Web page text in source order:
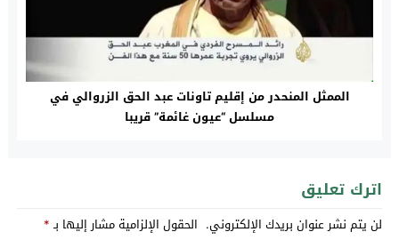
الممثل المنحدر من إقليم تاونات عبد الحق الزروالي في
مسلسل “عيون غائمة” قريبا
اترك تعليق
لن يتم نشر عنوان بريدك الإلكتروني. الحقول الإلزامية مشار إليها بـ*